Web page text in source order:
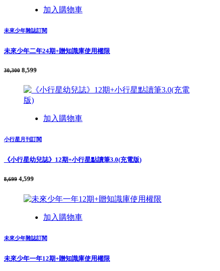
加入購物車
未來少年雜誌訂閱
未來少年二年24期+贈知識庫使用權限
30,300 8,599
加入購物車
小行星月刊訂閱
《小行星幼兒誌》12期+小行星點讀筆3.0(充電版)
8,699 4,599
加入購物車
未來少年雜誌訂閱
未來少年一年12期+贈知識庫使用權限